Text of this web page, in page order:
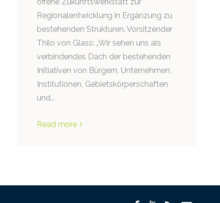
Regionalentwicklung in Ergänzung zu
bestehenden Strukturen. Vorsitzender
Thilo von Glass: „Wir sehen uns als
verbindendes Dach der bestehenden
Initiativen von Bürgern, Unternehmen,
Institutionen, Gebietskörperschaften
und...
Read more